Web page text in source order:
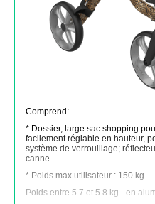
Comprend:
* Dossier, large sac shopping
facilement réglable en hauteur,
système de verrouillage;
canne
* Poids max utilisateur : 150 kg
Poids entre 5.7 et 5.8 kg - en